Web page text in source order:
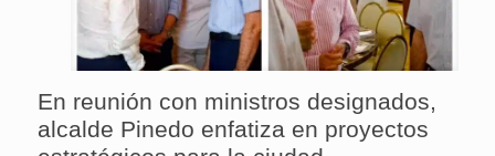
En reunión con ministros designados,
alcalde Pinedo enfatiza en proyectos